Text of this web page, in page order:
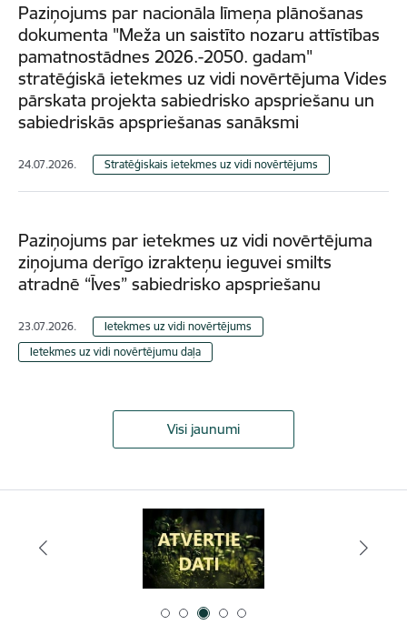
Paziņojums par nacionāla līmeņa plānošanas
dokumenta "Meža un saistīto nozaru attīstības
pamatnostādnes 2026.-2050. gadam"
stratēģiskā ietekmes uz vidi novērtējuma Vides
pārskata projekta sabiedrisko apspriešanu un
sabiedriskās apspriešanas sanāksmi
24.07.2026. Stratēģiskais ietekmes uz vidi novērtējums
Paziņojums par ietekmes uz vidi novērtējuma
ziņojuma derīgo izrakteņu ieguvei smilts
atradnē “Īves” sabiedrisko apspriešanu
23.07.2026.
Ietekmes uz vidi novērtējums
Ietekmes uz vidi novērtējumu daļa
Visi jaunumi